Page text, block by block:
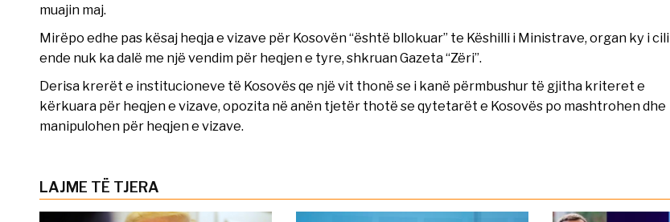
muajin maj.
Mirëpo edhe pas kësaj heqja e vizave për Kosovën “është bllokuar” te Këshilli i Ministrave, organ ky i cili
ende nuk ka dalë me një vendim për heqjen e tyre, shkruan Gazeta “Zëri”.
Derisa krerët e institucioneve të Kosovës qe një vit thonë se i kanë përmbushur të gjitha kriteret e
kërkuara për heqjen e vizave, opozita në anën tjetër thotë se qytetarët e Kosovës po mashtrohen dhe
manipulohen për heqjen e vizave.
LAJME TË TJERA